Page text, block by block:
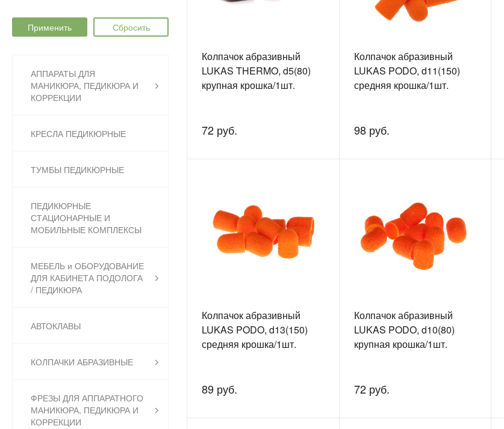
АППАРАТЫ ДЛЯ
МАНИКЮРА, ПЕДИКЮРА И
КОРРЕКЦИИ
КРЕСЛА ПЕДИКЮРНЫЕ
ТУМБЫ ПЕДИКЮРНЫЕ
ПЕДИКЮРНЫЕ
СТАЦИОНАРНЫЕ И
МОБИЛЬНЫЕ КОМПЛЕКСЫ
МЕБЕЛЬ и ОБОРУДОВАНИЕ
ДЛЯ КАБИНЕТА ПОДОЛОГА
/ ПЕДИКЮРА
АВТОКЛАВЫ
КОЛПАЧКИ АБРАЗИВНЫЕ
ФРЕЗЫ ДЛЯ АППАРАТНОГО
МАНИКЮРА, ПЕДИКЮРА И
КОРРЕКЦИИ
Колпачок абразивный
LUKAS THERMO, d5(80)
крупная крошка/1шт.
72 руб.
Колпачок абразивный
LUKAS PODO, d11(150)
средняя крошка/1шт.
98 руб.
Колпачок абразивный
LUKAS PODO, d13(150)
средняя крошка/1шт.
89 руб.
Колпачок абразивный
LUKAS PODO, d10(80)
крупная крошка/1шт.
72 руб.